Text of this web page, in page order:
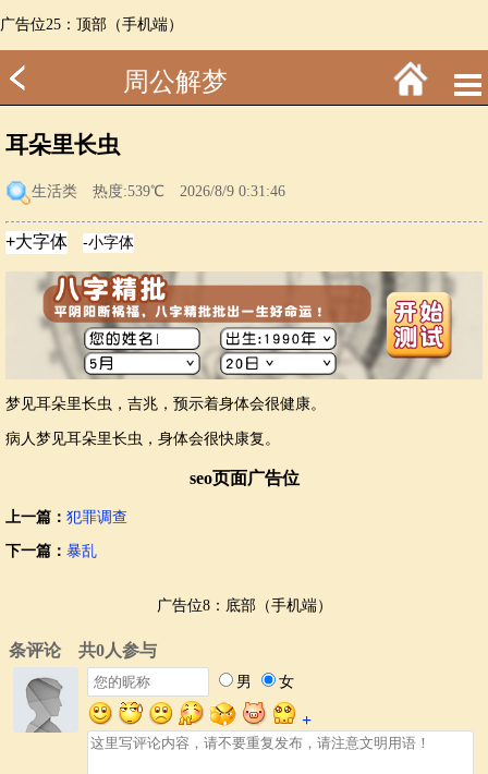
广告位25：顶部（手机端）
周公解梦
耳朵里长虫
生活类 热度:539℃ 2026/8/9 0:31:46
梦见耳朵里长虫，吉兆，预示着身体会很健康。
病人梦见耳朵里长虫，身体会很快康复。
seo页面广告位
上一篇： 犯罪调查
下一篇： 暴乱
广告位8：底部（手机端）